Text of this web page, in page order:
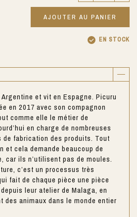
AJOUTER AU PANIER
EN STOCK
et vit en Espagne. Picuru
en 2017 avec son compagnon
comme elle le métier de
en charge de nombreuses
de fabrication des produits. Tout
et cela demande beaucoup de
car ils n’utilisent pas de moules.
c’est un processus très
fait de chaque pièce une pièce
leur atelier de Malaga, en
des animaux dans le monde entier